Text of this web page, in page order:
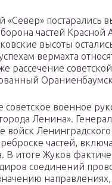
«Север» постарались
частей Красной
высоты
вермахта
рассечение
советское военное
Ленина».
войск
частей,
В итоге Жуков
соединений